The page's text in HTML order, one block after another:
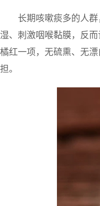
长期咳嗽痰多的人
湿、刺激咽喉黏膜，反
橘红一项，无硫熏、无
担。